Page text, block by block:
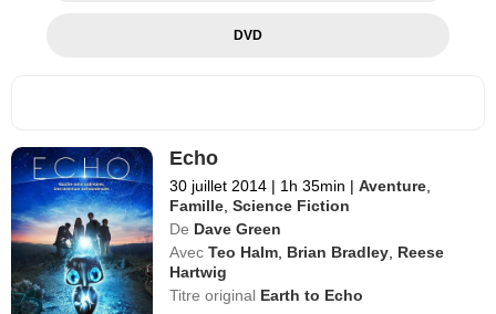
DVD
Echo
30 juillet 2014 | 1h 35min | Aventure
Famille ,Science Fiction
De Dave Green
Avec Teo Halm Brian Bradley Reese
Hartwig
Titre original Earth to Echo